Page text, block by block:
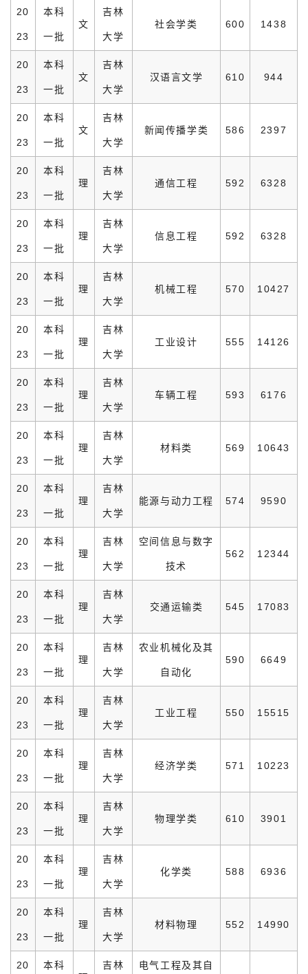
20
23
本科
一批
文
吉林
大学
社会学类 600 1438
20
23
本科
一批
文
吉林
大学
汉语言文学 610 944
20
23
本科
一批
文
吉林
大学
新闻传播学类 586 2397
20
23
本科
一批
理
吉林
大学
通信工程 592 6328
20
23
本科
一批
理
吉林
大学
信息工程 592 6328
20
23
本科
一批
理
吉林
大学
机械工程 570 10427
20
23
本科
一批
理
吉林
大学
工业设计 555 14126
20
23
本科
一批
理
吉林
大学
车辆工程 593 6176
20
23
本科
一批
理
吉林
大学
材料类 569 10643
20
23
本科
一批
理
吉林
大学
能源与动力工程 574 9590
20
23
本科
一批
理
吉林
大学
空间信息与数字
技术
562 12344
20
23
本科
一批
理
吉林
大学
交通运输类 545 17083
20
23
本科
一批
理
吉林
大学
农业机械化及其
自动化
590 6649
20
23
本科
一批
理
吉林
大学
工业工程 550 15515
20
23
本科
一批
理
吉林
大学
经济学类 571 10223
20
23
本科
一批
理
吉林
大学
物理学类 610 3901
20
23
本科
一批
理
吉林
大学
化学类 588 6936
20
23
本科
一批
理
吉林
大学
材料物理 552 14990
20
本科
吉林
电气工程及其自